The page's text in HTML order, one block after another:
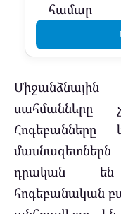
համար
Միջանձնային
սահմանները
Հոգեբանները
դրական են
հոգեբանական